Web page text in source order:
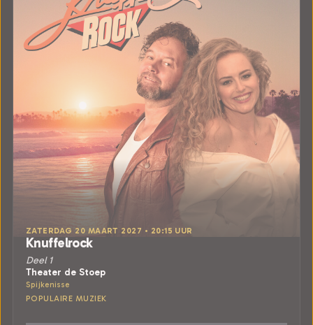
ZATERDAG 20 MAART 2027 • 20:15 UUR
Knuffelrock
Deel 1
Theater de Stoep
Spijkenisse
POPULAIRE MUZIEK